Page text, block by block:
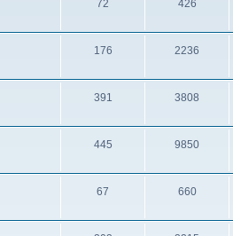
72 426
176 2236
391 3808
445 9850
67 660